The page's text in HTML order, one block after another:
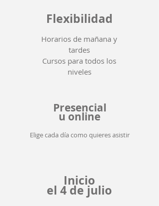
Flexibilidad
Horarios de mañana y
tardes
Cursos para todos los
niveles
Presencial
u online
Elige cada día como quieres asistir
Inicio
el 4 de julio